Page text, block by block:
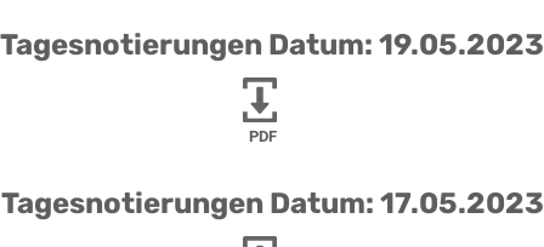
Tagesnotierungen Datum: 19.05.2023
PDF
Tagesnotierungen Datum: 17.05.2023